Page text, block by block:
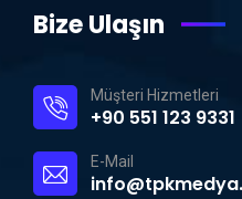
Bize Ulaşın
Müşteri Hizmetleri
+90 551 123 9331
E-Mail